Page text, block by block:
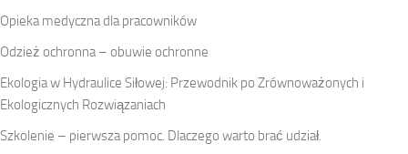
Opieka medyczna dla pracowników
Odzież ochronna – obuwie ochronne
Ekologia w Hydraulice Siłowej: Przewodnik po Zrównoważonych i
Ekologicznych Rozwiązaniach
Szkolenie – pierwsza pomoc. Dlaczego warto brać udział.